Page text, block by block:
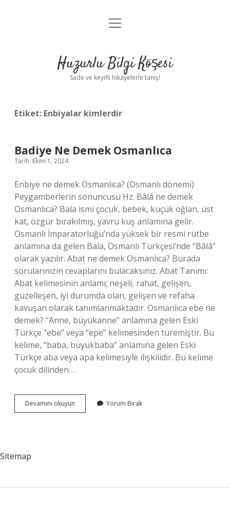
Anasayfa
Yasal Uyarı
menüyü
Huzurlu Bilgi Köşesi
Sade ve keyifli hikayelerle tanış!
Etiket: Enbiyalar kimlerdir
Badiye Ne Demek Osmanlıca
Tarih: Ekim 1, 2024
Enbiye ne demek Osmanlıca? (Osmanlı dönemi)
Peygamberlerin sonuncusu Hz. Bâlâ ne demek
Osmanlıca? Bala ismi çocuk, bebek, küçük oğlan, üst
kat, özgür bırakılmış, yavru kuş anlamına gelir.
Osmanlı İmparatorluğu’nda yüksek bir resmi rütbe
anlamına da gelen Bala, Osmanlı Türkçesi’nde “Bâlâ”
olarak yazılır. Abat ne demek Osmanlıca? Burada
sorularınızın cevaplarını bulacaksınız. Abat Tanımı:
Abat kelimesinin anlamı; neşeli, rahat, gelişen,
güzelleşen, iyi durumda olan, gelişen ve refaha
kavuşan olarak tanımlanmaktadır. Osmanlıca ebe ne
demek? “Anne, büyükanne” anlamına gelen Eski
Türkçe “ebe” veya “epe” kelimesinden türemiştir. Bu
kelime, “baba, büyükbaba” anlamına gelen Eski
Türkçe aba veya apa kelimesiyle ilişkilidir. Bu kelime
çocuk dilinden…
Devamını okuyun
Ne
Yorum Bırak
Sitemap